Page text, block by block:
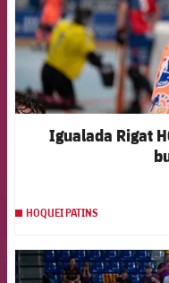
Igualada Rigat
HOQUEI PATINS